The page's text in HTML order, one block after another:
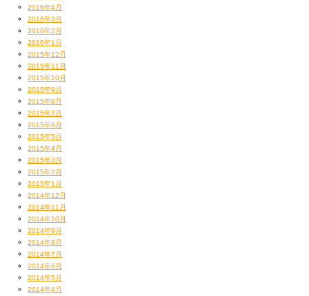
2016年4月
2016年3月
2016年2月
2016年1月
2015年12月
2015年11月
2015年10月
2015年9月
2015年8月
2015年7月
2015年6月
2015年5月
2015年4月
2015年3月
2015年2月
2015年1月
2014年12月
2014年11月
2014年10月
2014年9月
2014年8月
2014年7月
2014年6月
2014年5月
2014年4月